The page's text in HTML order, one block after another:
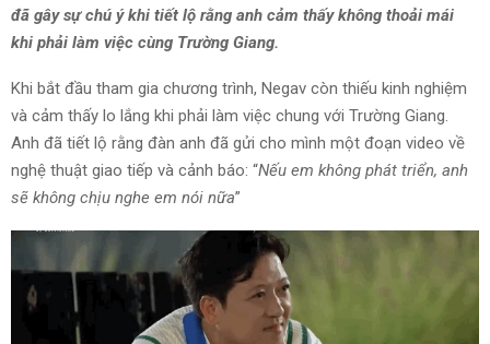
đã gây sự chú ý khi tiết lộ rằng anh cảm thấy không thoải mái
khi phải làm việc cùng Trường Giang.
Khi bắt đầu tham gia chương trình, Negav còn thiếu kinh nghiệm
và cảm thấy lo lắng khi phải làm việc chung với Trường Giang.
Anh đã tiết lộ rằng đàn anh đã gửi cho mình một đoạn video về
nghệ thuật giao tiếp và cảnh báo: “Nếu em không phát triển, anh
sẽ không chịu nghe em nói nữa”